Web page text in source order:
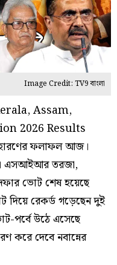
Image Credit: TV9 বাংলা
Assam,
2026 Results
ফলাফল আজ।
এসআইআর তরজা,
ভোট শেষ হয়েছে
দিয়ে রেকর্ড গড়েছেন দুই
পর্বে উঠে এসেছে
করে দেবে নবান্নের